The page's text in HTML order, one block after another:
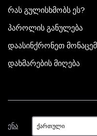
რას გულისხმობს ეს?
პაროლის განულება
დაასინქრონეთ
დახმარების მიღება
ენა
ენა